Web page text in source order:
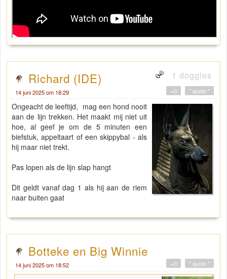
Richard (IDE) 1 doggies
14 juni 2025 om 18:29 " quote "
+0
Ongeacht de leeftijd, mag een hond nooit
aan de lijn trekken. Het maakt mij niet uit
hoe, al geef je om de 5 minuten een
biefstuk, appeltaart of een skippybal - als
hij maar niet trekt.
Pas lopen als de lijn slap hangt
Dit geldt vanaf dag 1 als hij aan de riem
naar buiten gaat
Botteke en Big Winnie
14 juni 2025 om 18:52 " quote "
+0